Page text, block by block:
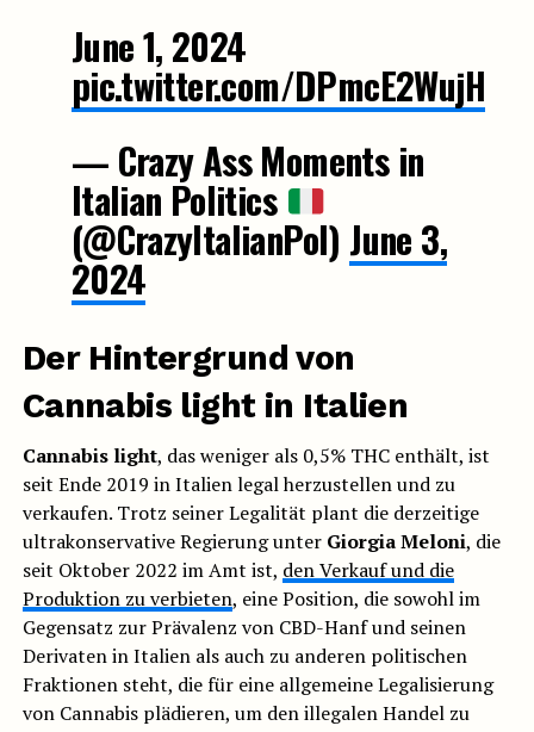
June 1, 2024
pic.twitter.com/DPmcE2WujH
— Crazy Ass Moments in
Italian Politics
(@CrazyItalianPol) June 3,
2024
Der Hintergrund von
Cannabis light in Italien
Cannabis light, das weniger als 0,5% THC enthält, ist
seit Ende 2019 in Italien legal herzustellen und zu
verkaufen. Trotz seiner Legalität plant die derzeitige
ultrakonservative Regierung unter Giorgia Meloni, die
seit Oktober 2022 im Amt ist, den Verkauf und die
Produktion zu verbieten, eine Position, die sowohl im
Gegensatz zur Prävalenz von CBD-Hanf und seinen
Derivaten in Italien als auch zu anderen politischen
Fraktionen steht, die für eine allgemeine Legalisierung
von Cannabis plädieren, um den illegalen Handel zu